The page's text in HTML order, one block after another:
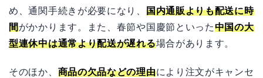
め、通関手続きが必要になり、 国内通販よりも配送に時
間がかかります。また、春節や国慶節といった中国の大
型連休中は通常より配送が遅れる場合があります。
そのほか、 商品の欠品などの理由により注文がキャンセ